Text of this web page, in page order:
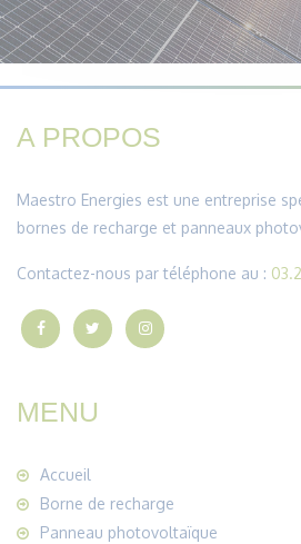
A PROPOS
Maestro Energies est une entreprise
bornes de recharge et panneaux
Contactez-nous par téléphone au :
MENU
Accueil
Borne de recharge
Panneau photovoltaïque